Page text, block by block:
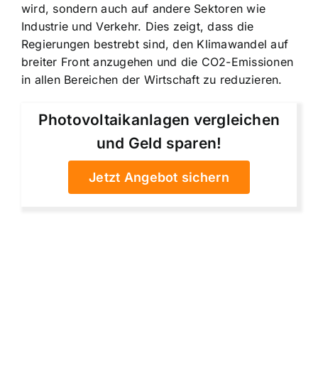
wird, sondern auch auf andere Sektoren wie
Industrie und Verkehr. Dies zeigt, dass die
Regierungen bestrebt sind, den Klimawandel auf
breiter Front anzugehen und die CO2-Emissionen
in allen Bereichen der Wirtschaft zu reduzieren.
Photovoltaikanlagen vergleichen
und Geld sparen!
Jetzt Angebot sichern